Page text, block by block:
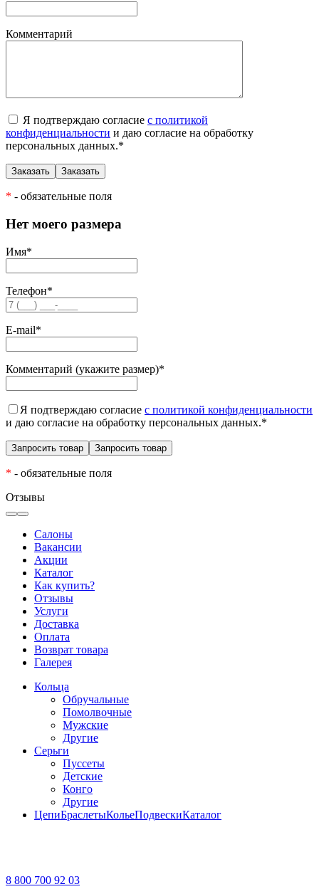
Комментарий
Я подтверждаю согласие с политикой
конфиденциальности и даю согласие на обработку
персональных данных.*
* - обязательные поля
Нет моего размера
Имя*
Телефон*
E-mail*
Комментарий (укажите размер)*
Я подтверждаю согласие с политикой конфиденциальности
и даю согласие на обработку персональных данных.*
* - обязательные поля
Отзывы
Салоны
Вакансии
Акции
Каталог
Как купить?
Отзывы
Услуги
Доставка
Оплата
Возврат товара
Галерея
Кольца
Обручальные
Помолвочные
Мужские
Другие
Серьги
Пуссеты
Детские
Конго
Другие
ЦепиБраслетыКольеПодвескиКаталог
8 800 700 92 03